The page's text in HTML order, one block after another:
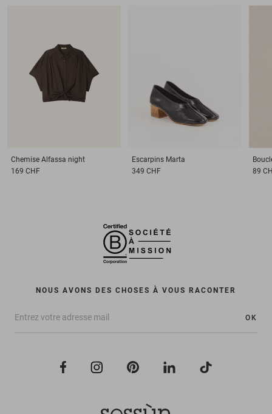
Chemise Alfassa night
169 CHF
Escarpins Marta
349 CHF
89
NOUS AVONS DES CHOSES À VOUS RACONTER
OK